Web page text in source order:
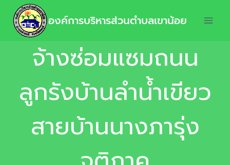
องค์การบริหารส่วนตำบลเขาน้อย
จ้างซ่อมแซมถนน
ลูกรังบ้านลำน้ำเขียว
สายบ้านนางภารุ่ง